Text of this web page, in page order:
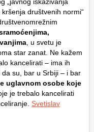
društvenih normi“
, u svetu je
star zanat. Ne kažem
kancelirati – ima ih
su, bar u Srbiji – i bar
uglavnom osobe koje
je trebalo kancelirati
Svetislav